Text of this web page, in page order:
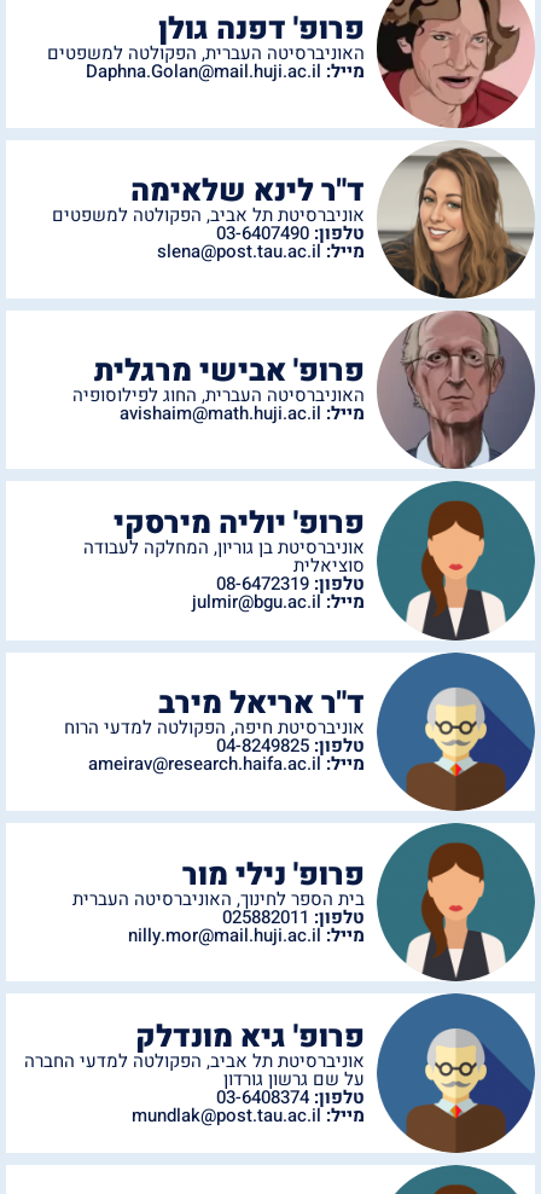
פרופ' דפנה גולן
האוניברסיטה העברית, הפקולטה למשפטים
מייל: Daphna.Golan@mail.huji.ac.il
ד"ר לינא שלאימה
אוניברסיטת תל אביב, הפקולטה למשפטים
טלפון: 03-6407490
מייל:slena@post.tau.ac.il
פרופ' אבישי מרגלית
האוניברסיטה העברית, החוג לפילוסופיה
מייל: avishaim@math.huji.ac.il
פרופ' יוליה מירסקי
אוניברסיטת בן גוריון, המחלקה לעבודה
סוציאלית
טלפון: 08-6472319
מייל:julmir@bgu.ac.il
ד"ר אריאל מירב
אוניברסיטת חיפה, הפקולטה למדעי הרוח
טלפון: 04-8249825
מייל:ameirav@research.haifa.ac.il
פרופ' נילי מור
בית הספר לחינוך, האוניברסיטה העברית
טלפון:
מייל:nilly.mor@mail.huji.ac.il
פרופ' גיא מונדלק
אוניברסיטת תל אביב, הפקולטה למדעי החברה
על שם גרשון גורדון
טלפון: 03-6408374
מייל:mundlak@post.tau.ac.il